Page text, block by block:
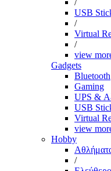
/
USB
/
Virtual
/
view
Gadgets
Bluetooth
Gaming
UPS &
USB
Virtual
view
Hobby
/